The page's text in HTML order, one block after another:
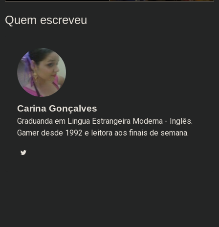
Carina Gonçalves
Graduanda em Lingua Estrangeira Moderna - Inglês.
Gamer desde 1992 e leitora aos finais de semana.